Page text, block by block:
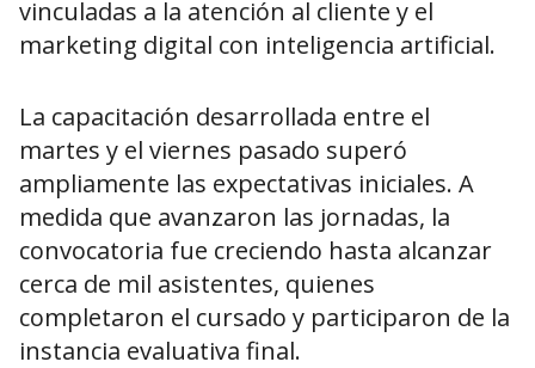
vinculadas a la atención al cliente y el
marketing digital con inteligencia artificial.
La capacitación desarrollada entre el
martes y el viernes pasado superó
ampliamente las expectativas iniciales. A
medida que avanzaron las jornadas, la
convocatoria fue creciendo hasta alcanzar
cerca de mil asistentes, quienes
completaron el cursado y participaron de la
instancia evaluativa final.